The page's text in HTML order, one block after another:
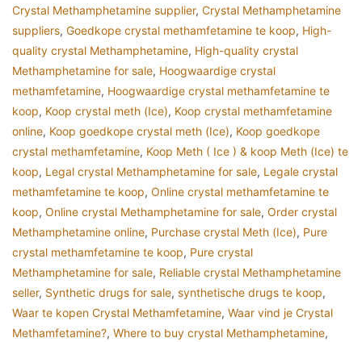
Crystal Methamphetamine supplier, Crystal Methamphetamine
suppliers, Goedkope crystal methamfetamine te koop, High-
quality crystal Methamphetamine, High-quality crystal
Methamphetamine for sale, Hoogwaardige crystal
methamfetamine, Hoogwaardige crystal methamfetamine te
koop, Koop crystal meth (Ice), Koop crystal methamfetamine
online, Koop goedkope crystal meth (Ice), Koop goedkope
crystal methamfetamine, Koop Meth ( Ice ) & koop Meth (Ice) te
koop, Legal crystal Methamphetamine for sale, Legale crystal
methamfetamine te koop, Online crystal methamfetamine te
koop, Online crystal Methamphetamine for sale, Order crystal
Methamphetamine online, Purchase crystal Meth (Ice), Pure
crystal methamfetamine te koop, Pure crystal
Methamphetamine for sale, Reliable crystal Methamphetamine
seller, Synthetic drugs for sale, synthetische drugs te koop,
Waar te kopen Crystal Methamfetamine, Waar vind je Crystal
Methamfetamine?, Where to buy crystal Methamphetamine,